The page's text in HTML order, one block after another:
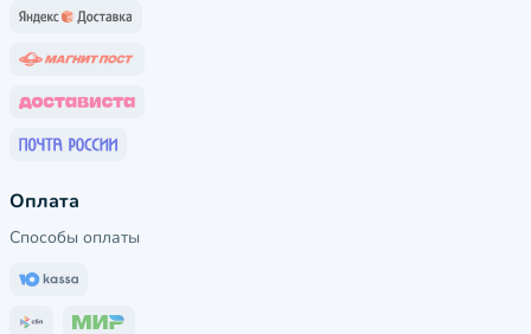
Оплата
Способы оплаты